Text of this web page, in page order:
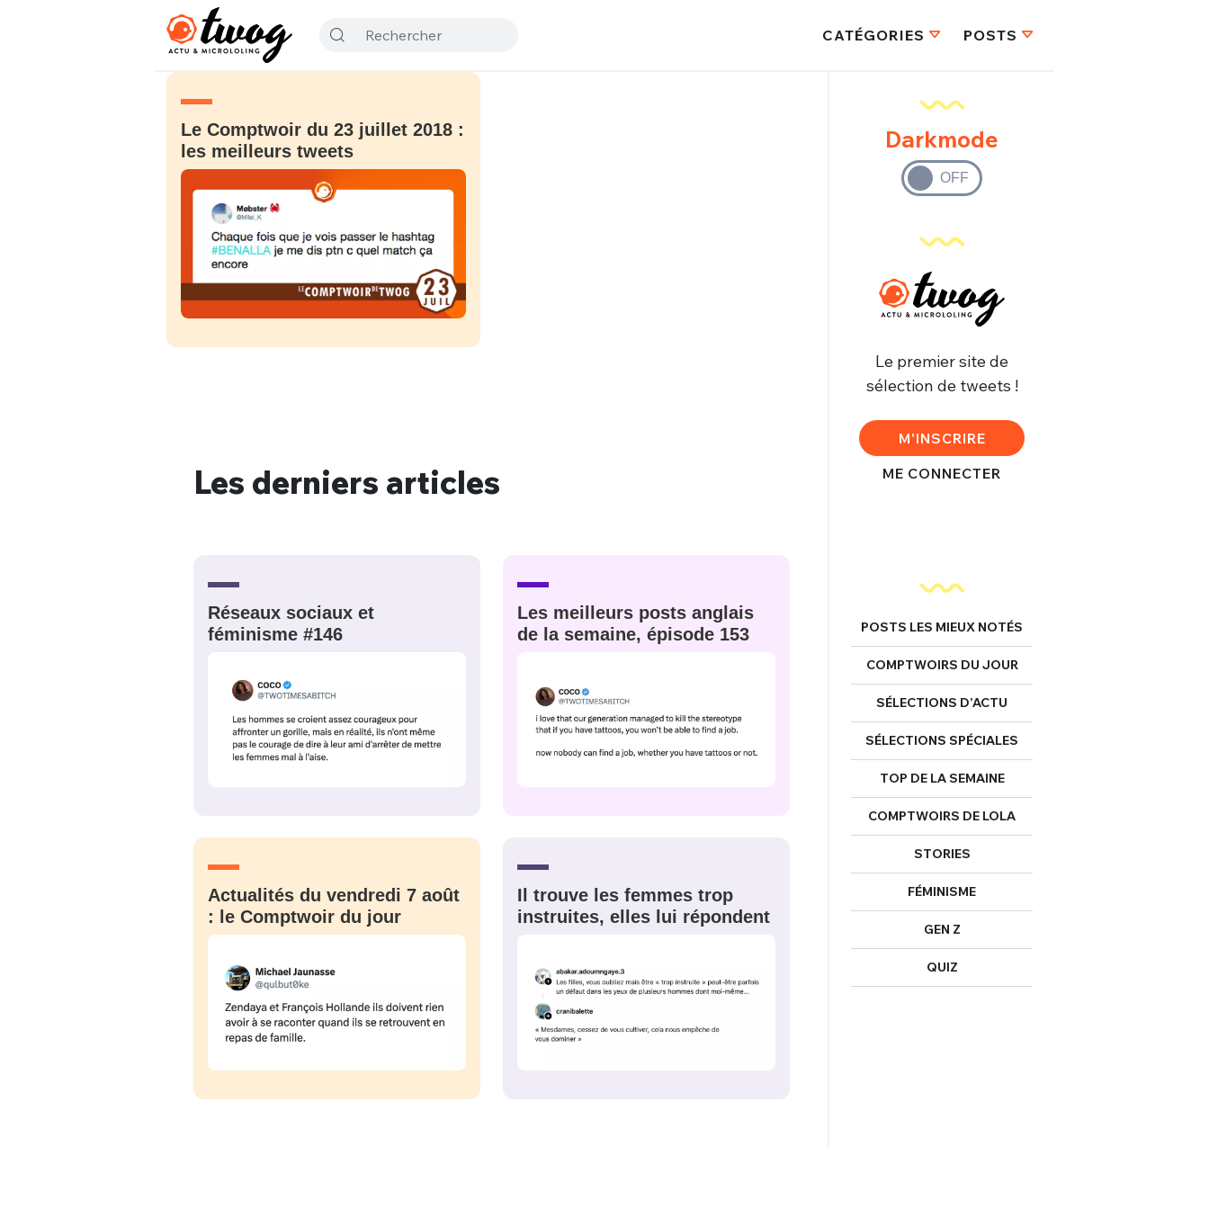
CATÉGORIES POSTS
Le Comptwoir du 23 juillet 2018 :
les meilleurs tweets
Les derniers articles
Réseaux sociaux et
féminisme #146
Les meilleurs posts anglais
de la semaine, épisode 153
Actualités du vendredi 7 août
: le Comptwoir du jour
Il trouve les femmes trop
instruites, elles lui répondent
Darkmode
Le premier site de
sélection de tweets !
M'INSCRIRE
ME CONNECTER
POSTS LES MIEUX NOTÉS
COMPTWOIRS DU JOUR
SÉLECTIONS D’ACTU
SÉLECTIONS SPÉCIALES
TOP DE LA SEMAINE
COMPTWOIRS DE LOLA
STORIES
FÉMINISME
GEN Z
QUIZ
Bienvenue !
PSEUDO
PASSWORD*
Mot de passe perdu ?
CONNEXION
FERMER
Que souhaitez-vous proposer ?
Quelques
tweets
Ma propre
sélection
Un Thread
C'EST PARTI